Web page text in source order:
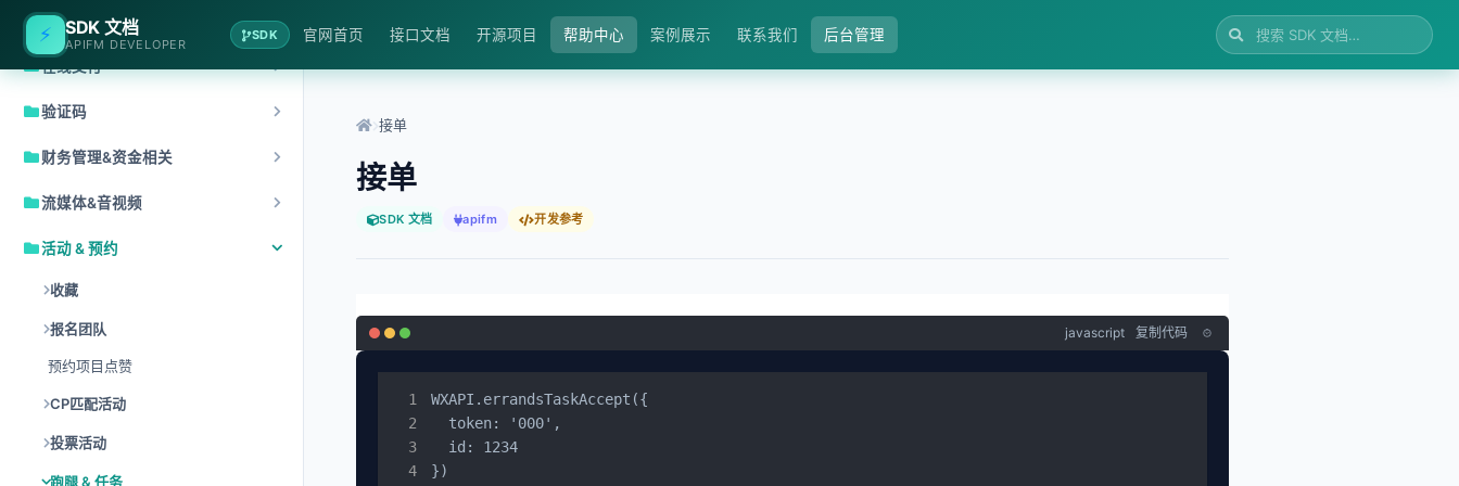
⚡ SDK 文档
APIFM DEVELOPER
SDK 官网首页 接口文档 开源项目 帮助中心 案例展示 联系我们 后台管理
第三方集成
在线支付
验证码
财务管理&资金相关
流媒体&音视频
活动 & 预约
收藏
报名团队
预约项目点赞
CP匹配活动
投票活动
跑腿 & 任务
接单
接单
SDK 文档 apifm 开发参考
javascript 复制代码
WXAPI.errandsTaskAccept({
  token: '000',
  id: 1234
})